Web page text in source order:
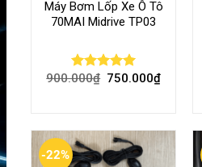
Máy Bơm Lốp Xe Ô Tô
70MAI Midrive TP03
Rated 5.00
900.000₫ 750.000₫
-22%